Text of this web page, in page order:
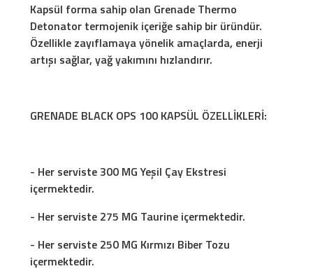
Kapsül forma sahip olan Grenade Thermo
Detonator termojenik içeriğe sahip bir üründür.
Özellikle zayıflamaya yönelik amaçlarda, enerji
artışı sağlar, yağ yakımını hızlandırır.
GRENADE BLACK OPS 100 KAPSÜL ÖZELLİKLERİ:
- Her serviste 300 MG Yeşil Çay Ekstresi
içermektedir.
- Her serviste 275 MG Taurine içermektedir.
- Her serviste 250 MG Kırmızı Biber Tozu
içermektedir.